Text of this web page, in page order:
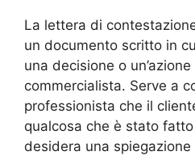
La lettera di
un documento scritto in
una decisione o
commercialista. Serve a
professionista che il
qualcosa che è stato
desidera una